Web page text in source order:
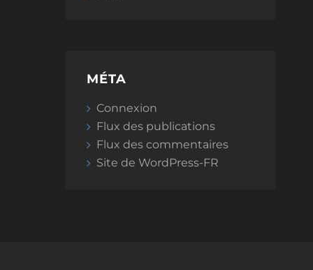
MÉTA
Connexion
Flux des publications
Flux des commentaires
Site de WordPress-FR